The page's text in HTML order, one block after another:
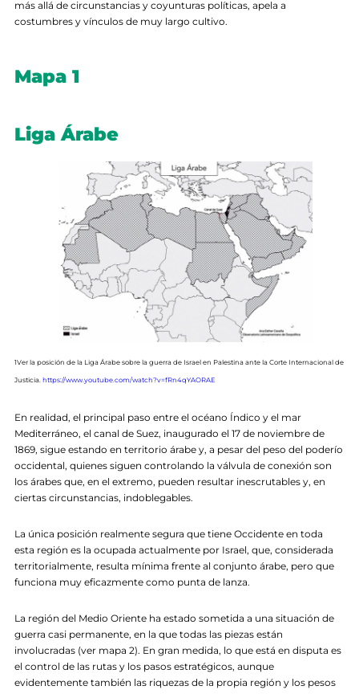
más allá de circunstancias y coyunturas políticas, apela a
costumbres y vínculos de muy largo cultivo.
Mapa 1
Liga Árabe
1Ver la posición de la Liga Árabe sobre la guerra de Israel en Palestina ante la Corte Internacional de
Justicia. https://www.youtube.com/watch?v=fRn4qYAORAE
En realidad, el principal paso entre el océano Índico y el mar
Mediterráneo, el canal de Suez, inaugurado el 17 de noviembre de
1869, sigue estando en territorio árabe y, a pesar del peso del poderío
occidental, quienes siguen controlando la válvula de conexión son
los árabes que, en el extremo, pueden resultar inescrutables y, en
ciertas circunstancias, indoblegables.
La única posición realmente segura que tiene Occidente en toda
esta región es la ocupada actualmente por Israel, que, considerada
territorialmente, resulta mínima frente al conjunto árabe, pero que
funciona muy eficazmente como punta de lanza.
La región del Medio Oriente ha estado sometida a una situación de
guerra casi permanente, en la que todas las piezas están
involucradas (ver mapa 2). En gran medida, lo que está en disputa es
el control de las rutas y los pasos estratégicos, aunque
evidentemente también las riquezas de la propia región y los pesos